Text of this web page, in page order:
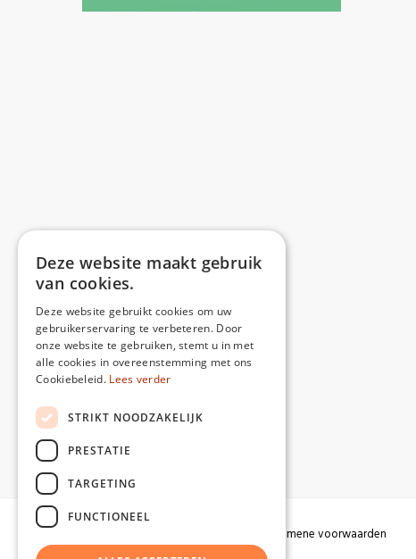
Algemene voorwaarden
Deze website maakt gebruik
van cookies.
Deze website gebruikt cookies om uw
gebruikerservaring te verbeteren. Door
onze website te gebruiken, stemt u in met
alle cookies in overeenstemming met ons
Cookiebeleid. Lees verder
STRIKT NOODZAKELIJK
PRESTATIE
TARGETING
FUNCTIONEEL